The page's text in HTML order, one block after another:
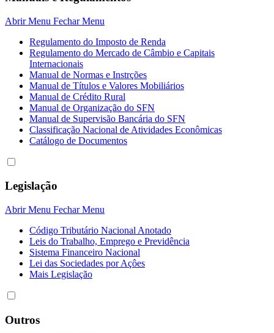
Abrir Menu Fechar Menu
Regulamento do Imposto de Renda
Regulamento do Mercado de Câmbio e Capitais
Internacionais
Manual de Normas e Instrções
Manual de Títulos e Valores Mobiliários
Manual de Crédito Rural
Manual de Organização do SFN
Manual de Supervisão Bancária do SFN
Classificação Nacional de Atividades Econômicas
Catálogo de Documentos
Legislação
Abrir Menu Fechar Menu
Código Tributário Nacional Anotado
Leis do Trabalho, Emprego e Previdência
Sistema Financeiro Nacional
Lei das Sociedades por Açôes
Mais Legislação
Outros